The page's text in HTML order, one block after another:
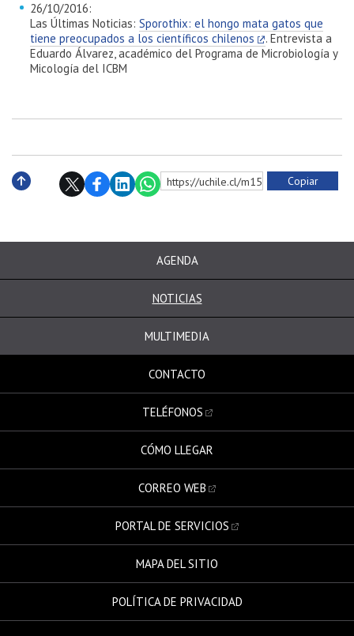
26/10/2016:
Las Últimas Noticias: Sporothix: el hongo mata gatos que
tiene preocupados a los científicos chilenos
. Entrevista a
Eduardo Álvarez, académico del Programa de Microbiología y
Micología del ICBM
https://uchile.cl/m150014 Copiar
AGENDA
NOTICIAS
MULTIMEDIA
CONTACTO
TELÉFONOS
CÓMO LLEGAR
CORREO WEB
PORTAL DE SERVICIOS
MAPA DEL SITIO
POLÍTICA DE PRIVACIDAD